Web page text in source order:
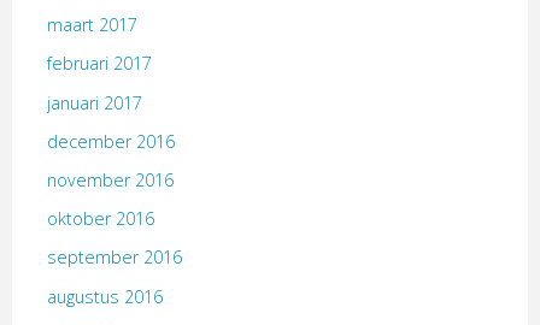
maart 2017
februari 2017
januari 2017
december 2016
november 2016
oktober 2016
september 2016
augustus 2016